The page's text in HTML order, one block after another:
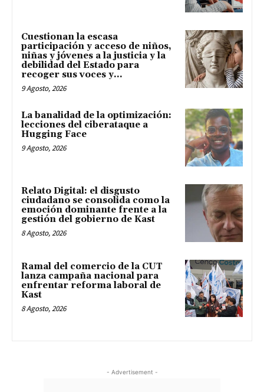
Cuestionan la escasa
participación y acceso de niños,
niñas y jóvenes a la justicia y la
debilidad del Estado para
recoger sus voces y...
9 Agosto, 2026
La banalidad de la optimización:
lecciones del ciberataque a
Hugging Face
9 Agosto, 2026
Relato Digital: el disgusto
ciudadano se consolida como la
emoción dominante frente a la
gestión del gobierno de Kast
8 Agosto, 2026
Ramal del comercio de la CUT
lanza campaña nacional para
enfrentar reforma laboral de
Kast
8 Agosto, 2026
- Advertisement -